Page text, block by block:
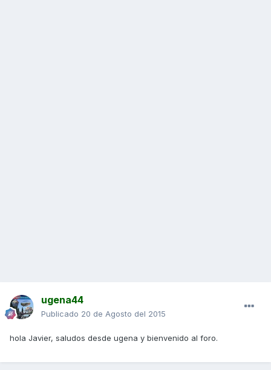
ugena44
Publicado 20 de Agosto del 2015
hola Javier, saludos desde ugena y bienvenido al foro.